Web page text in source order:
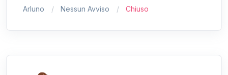
Arluno Nessun Avviso Chiuso